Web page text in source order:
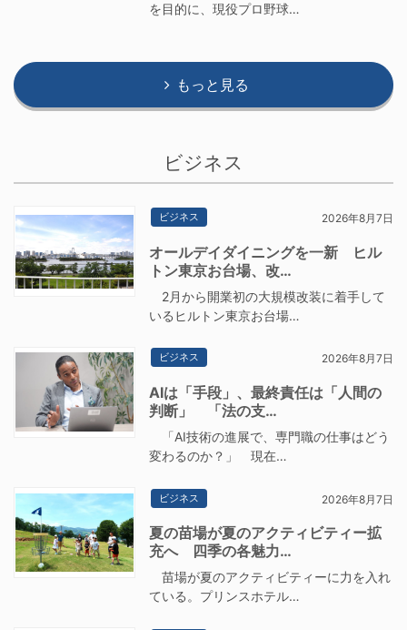
を目的に、現役プロ野球…
もっと見る
ビジネス
ビジネス 2026年8月7日
オールデイダイニングを一新 ヒル
トン東京お台場、改…
2月から開業初の大規模改装に着手して
いるヒルトン東京お台場…
ビジネス 2026年8月7日
AIは「手段」、最終責任は「人間の
判断」 「法の支…
「AI技術の進展で、専門職の仕事はどう
変わるのか？」 現在…
ビジネス 2026年8月7日
夏の苗場が夏のアクティビティー拡
充へ 四季の各魅力…
苗場が夏のアクティビティーに力を入れ
ている。プリンスホテル…